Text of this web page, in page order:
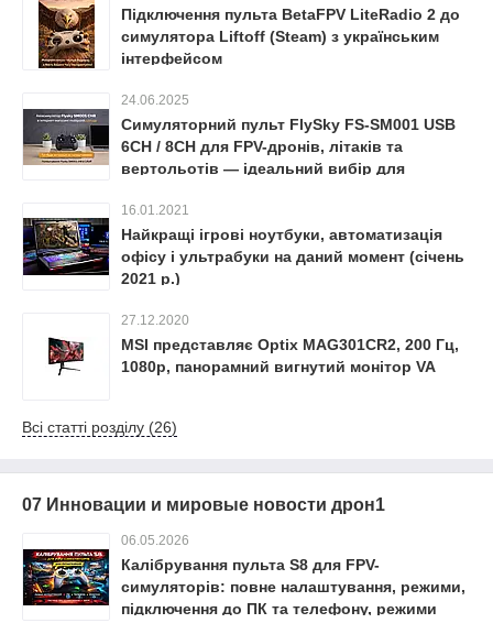
Підключення пульта BetaFPV LiteRadio 2 до
симулятора Liftoff (Steam) з українським
інтерфейсом
24.06.2025
Симуляторний пульт FlySky FS-SM001 USB
6CH / 8CH для FPV-дронів, літаків та
вертольотів — ідеальний вибір для
16.01.2021
Найкращі ігрові ноутбуки, автоматизація
офісу і ультрабуки на даний момент (січень
2021 р.)
27.12.2020
MSI представляє Optix MAG301CR2, 200 Гц,
1080p, панорамний вигнутий монітор VA
Всі статті розділу (26)
07 Инновации и мировые новости дрон1
06.05.2026
Калібрування пульта S8 для FPV-
симуляторів: повне налаштування, режими,
підключення до ПК та телефону, режими